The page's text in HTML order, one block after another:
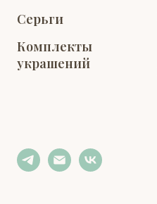
Серьги
Комплекты
украшений